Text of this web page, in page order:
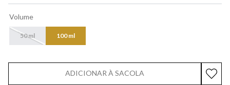
Volume
50 ml 100 ml
ADICIONAR À SACOLA